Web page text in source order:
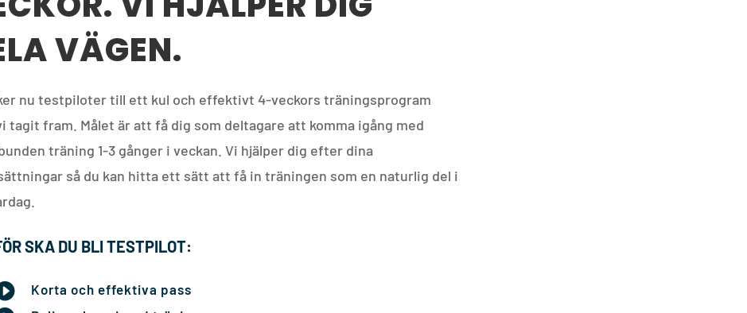
VÄGEN.
nu testpiloter till ett kul och effektivt 4-veckors träningsprogram
tagit fram. Målet är att få dig som deltagare att komma igång med
träning 1-3 gånger i veckan. Vi hjälper dig efter dina
så du kan hitta ett sätt att få in träningen som en naturlig del i
SKA DU BLI TESTPILOT:
Korta och effektiva pass